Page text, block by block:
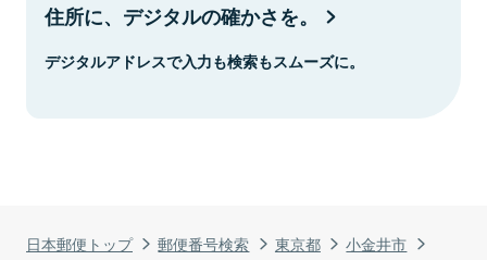
日本郵便トップ 郵便番号検索 東京都
小金井市
住所に、デジタルの確かさを。
デジタルアドレスで入力も検索もスムーズに。